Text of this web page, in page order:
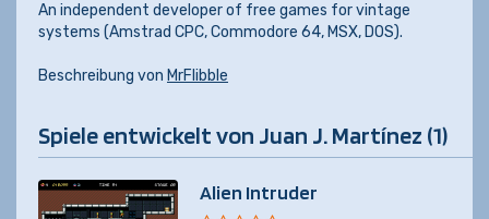
An independent developer of free games for vintage
systems (Amstrad CPC, Commodore 64, MSX, DOS).
Beschreibung von MrFlibble
Spiele entwickelt von Juan J. Martínez (1)
Alien Intruder